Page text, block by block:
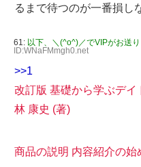
るまで待つのが一番損し
61: 以下、＼(^o^)／でVIPがお送
ID:WNaFMmgh0.net
>>1
改訂版 基礎から学ぶデイ
林 康史 (著)
商品の説明 内容紹介の